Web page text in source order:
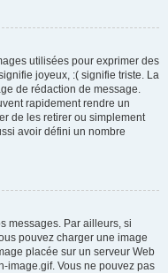
utilisées pour exprimer des
joyeux, :( signifie triste. La
de rédaction de message.
rapidement rendre un
de les retirer ou simplement
avoir défini un nombre
messages. Par ailleurs, si
pouvez charger une image
placée sur un serveur Web
image.gif. Vous ne pouvez pas